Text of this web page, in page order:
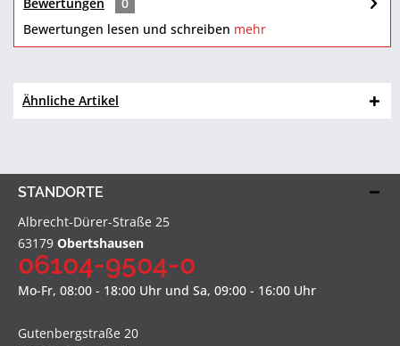
Bewertungen lesen und schreiben mehr
Ähnliche Artikel
STANDORTE
Albrecht-Dürer-Straße 25
63179 Obertshausen
06104-9504-0
Mo-Fr, 08:00 - 18:00 Uhr und Sa, 09:00 - 16:00 Uhr
Gutenbergstraße 20